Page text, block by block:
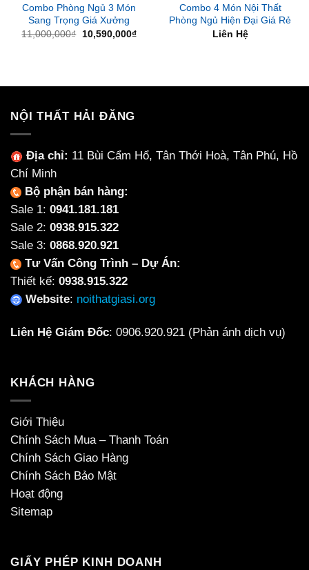
Combo Phòng Ngủ 3 Món
Sang Trọng Giá Xưởng
11,000,000₫
Giá
10,590,000₫Giá
Combo 4 Món Nội Thất
Phòng Ngủ Hiện Đại Giá Rẻ
Liên Hệ
NỘI THẤT HẢI ĐĂNG
Địa chỉ: 11 Bùi Cẩm Hổ, Tân Thới Hoà, Tân Phú, Hồ
Chí Minh
Bộ phận bán hàng:
Sale 1: 0941.181.181
Sale 2: 0938.915.322
Sale 3: 0868.920.921
Tư Vấn Công Trình – Dự Án:
Thiết kế: 0938.915.322
Website: noithatgiasi.org
Liên Hệ Giám Đốc: 0906.920.921 (Phản ánh dịch vụ)
KHÁCH HÀNG
Giới Thiệu
Chính Sách Mua – Thanh Toán
Chính Sách Giao Hàng
Chính Sách Bảo Mật
Hoạt động
Sitemap
GIẤY PHÉP KINH DOANH